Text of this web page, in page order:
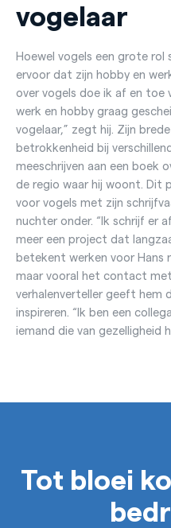
vogelaar
Hoewel vogels een grote rol
ervoor dat zijn hobby en
over vogels doe ik af en toe
werk en hobby graag
vogelaar,” zegt hij. Zijn
betrokkenheid bij
meeschrijven aan een boek
de regio waar hij woont. Dit
voor vogels met zijn
nuchter onder. “Ik schrijf er
meer een project dat
betekent werken voor Hans
maar vooral het contact
verhalenverteller geeft hem
inspireren. “Ik ben een
iemand die van gezelligheid
Tot bloei